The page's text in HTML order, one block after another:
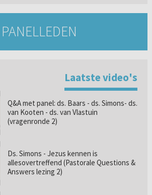
PANELLEDEN
Laatste video's
Q&A met panel: ds. Baars - ds. Simons- ds.
van Kooten - ds. van Vlastuin
(vragenronde 2)
Ds. Simons - Jezus kennen is
allesovertreffend (Pastorale Questions &
Answers lezing 2)